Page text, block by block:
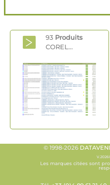
93 Produits
COREL...
© 1998-2026
Les marques citées sont